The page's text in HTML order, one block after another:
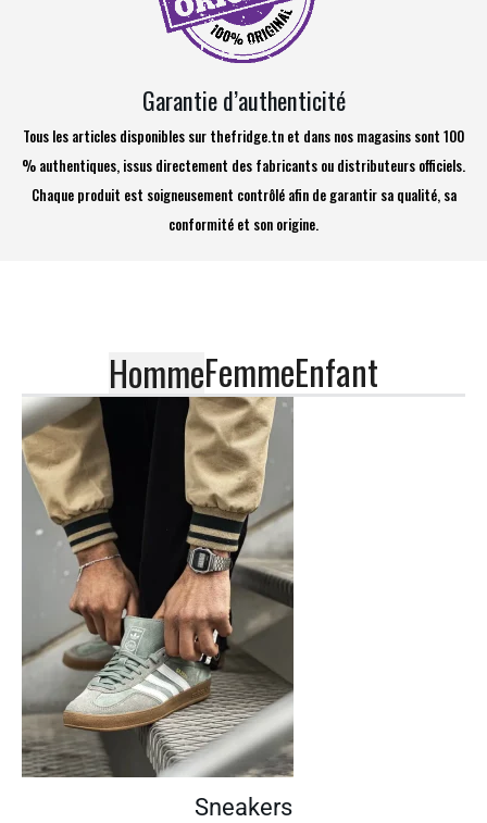
Garantie d’authenticité
Tous les articles disponibles sur thefridge.tn et dans nos magasins sont 100
% authentiques, issus directement des fabricants ou distributeurs officiels.
Chaque produit est soigneusement contrôlé afin de garantir sa qualité, sa
conformité et son origine.
HommeFemmeEnfant
Sneakers